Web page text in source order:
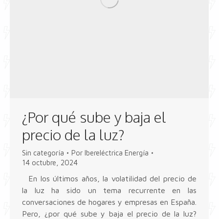
¿Por qué sube y baja el
precio de la luz?
Sin categoría Por Ibereléctrica Energía
14 octubre, 2024
En los últimos años, la volatilidad del precio de
la luz ha sido un tema recurrente en las
conversaciones de hogares y empresas en España.
Pero, ¿por qué sube y baja el precio de la luz?